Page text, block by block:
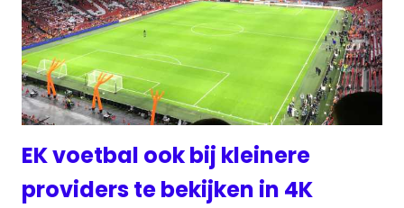
EK voetbal ook bij kleinere
providers te bekijken in 4K